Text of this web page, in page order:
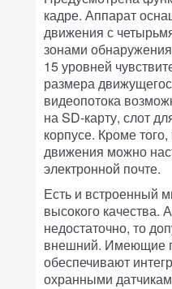
кадре. Аппарат
движения с
зонами
15 уровней
размера
видеопотока
на SD-карту, слот
корпусе. Кроме
движения можно
электронной почте.
Есть и встроенный
высокого качества.
недостаточно, то
внешний. Имеющие
обеспечивают
охранными